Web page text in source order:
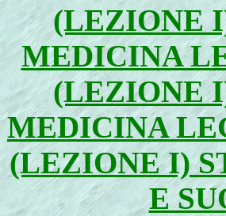
(LEZIONE
MEDICINA
(LEZIONE
MEDICINA
(LEZIONE I)
E